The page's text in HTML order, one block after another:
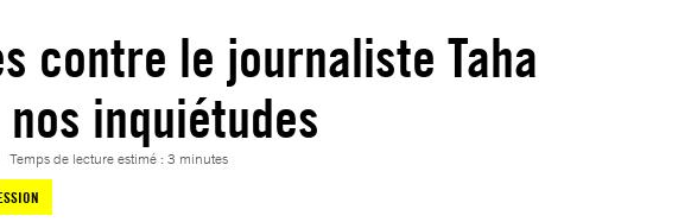
contre le journaliste Taha
inquiétudes
Temps de lecture estimé : 3 minutes